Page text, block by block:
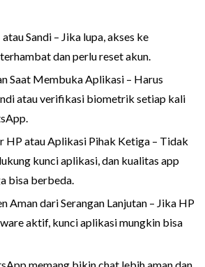
Sandi – Jika lupa, akses ke
dan perlu reset akun.
Saat Membuka Aplikasi – Harus
atau verifikasi biometrik setiap kali
HP atau Aplikasi Pihak Ketiga – Tidak
kunci aplikasi, dan kualitas app
bisa berbeda.
Aman dari Serangan Lanjutan – Jika HP
aktif, kunci aplikasi mungkin bisa